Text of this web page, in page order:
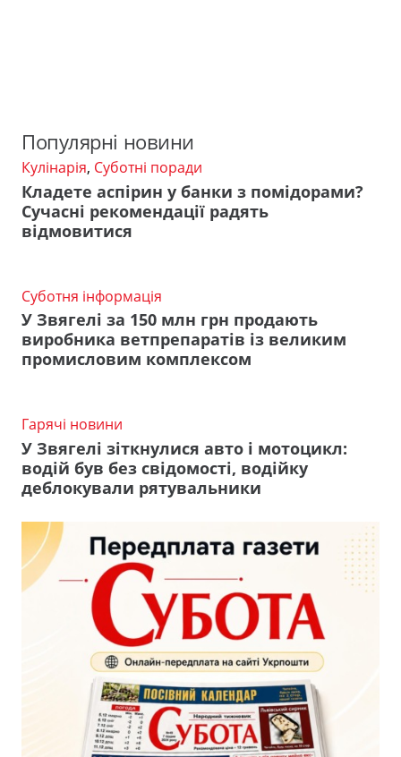
Популярні новини
Кулінарія, Суботні поради
Кладете аспірин у банки з помідорами?
Сучасні рекомендації радять
відмовитися
Суботня інформація
У Звягелі за 150 млн грн продають
виробника ветпрепаратів із великим
промисловим комплексом
Гарячі новини
У Звягелі зіткнулися авто і мотоцикл:
водій був без свідомості, водійку
деблокували рятувальники